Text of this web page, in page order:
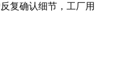
复确认细节，工厂用